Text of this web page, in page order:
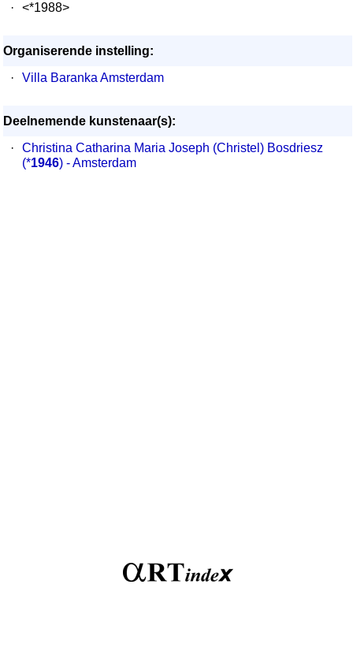
·
<*1988>
Organiserende instelling:
·
Villa Baranka Amsterdam
Deelnemende kunstenaar(s):
·
Christina Catharina Maria Joseph (Christel) Bosdriesz
(*1946) - Amsterdam